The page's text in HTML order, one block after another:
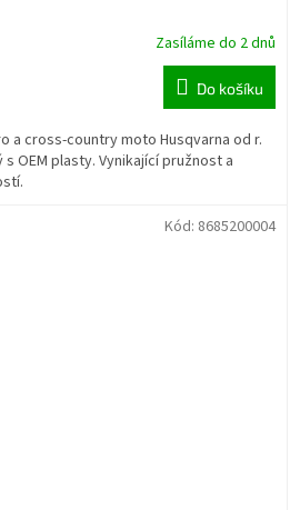
Zasíláme do 2 dnů
Do košíku
a cross-country moto Husqvarna od r.
OEM plasty. Vynikající pružnost a
Kód: 8685200004